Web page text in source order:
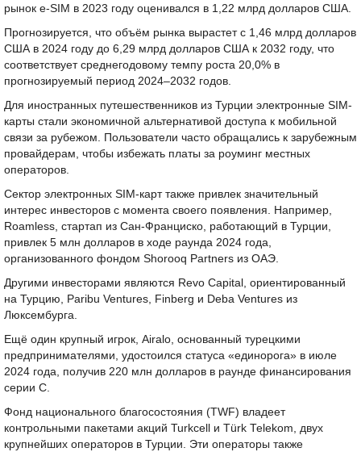
рынок e-SIM в 2023 году оценивался в 1,22 млрд долларов США.
Прогнозируется, что объём рынка вырастет с 1,46 млрд долларов
США в 2024 году до 6,29 млрд долларов США к 2032 году, что
соответствует среднегодовому темпу роста 20,0% в
прогнозируемый период 2024–2032 годов.
Для иностранных путешественников из Турции электронные SIM-
карты стали экономичной альтернативой доступа к мобильной
связи за рубежом. Пользователи часто обращались к зарубежным
провайдерам, чтобы избежать платы за роуминг местных
операторов.
Сектор электронных SIM-карт также привлек значительный
интерес инвесторов с момента своего появления. Например,
Roamless, стартап из Сан-Франциско, работающий в Турции,
привлек 5 млн долларов в ходе раунда 2024 года,
организованного фондом Shorooq Partners из ОАЭ.
Другими инвесторами являются Revo Capital, ориентированный
на Турцию, Paribu Ventures, Finberg и Deba Ventures из
Люксембурга.
Ещё один крупный игрок, Airalo, основанный турецкими
предпринимателями, удостоился статуса «единорога» в июле
2024 года, получив 220 млн долларов в раунде финансирования
серии C.
Фонд национального благосостояния (TWF) владеет
контрольными пакетами акций Turkcell и Türk Telekom, двух
крупнейших операторов в Турции. Эти операторы также